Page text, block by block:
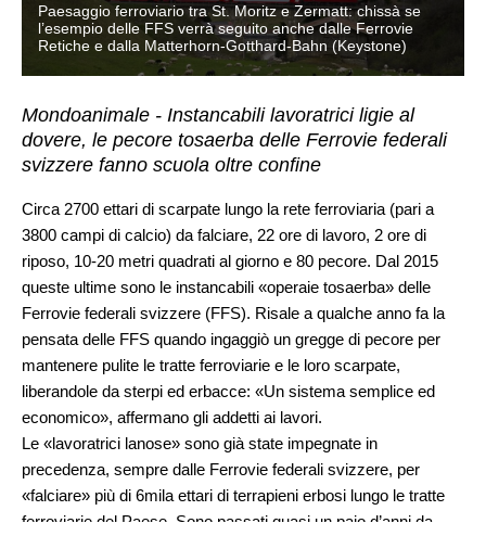
Paesaggio ferroviario tra St. Moritz e Zermatt: chissà se
l’esempio delle FFS verrà seguito anche dalle Ferrovie
Retiche e dalla Matterhorn-Gotthard-Bahn (Keystone)
Mondoanimale - Instancabili lavoratrici ligie al
dovere, le pecore tosaerba delle Ferrovie federali
svizzere fanno scuola oltre confine
Circa 2700 ettari di scarpate lungo la rete ferroviaria (pari a
3800 campi di calcio) da falciare, 22 ore di lavoro, 2 ore di
riposo, 10-20 metri quadrati al giorno e 80 pecore. Dal 2015
queste ultime sono le instancabili «operaie tosaerba» delle
Ferrovie federali svizzere (FFS). Risale a qualche anno fa la
pensata delle FFS quando ingaggiò un gregge di pecore per
mantenere pulite le tratte ferroviarie e le loro scarpate,
liberandole da sterpi ed erbacce: «Un sistema semplice ed
economico», affermano gli addetti ai lavori.
Le «lavoratrici lanose» sono già state impegnate in
precedenza, sempre dalle Ferrovie federali svizzere, per
«falciare» più di 6mila ettari di terrapieni erbosi lungo le tratte
ferroviarie del Paese. Sono passati quasi un paio d’anni da